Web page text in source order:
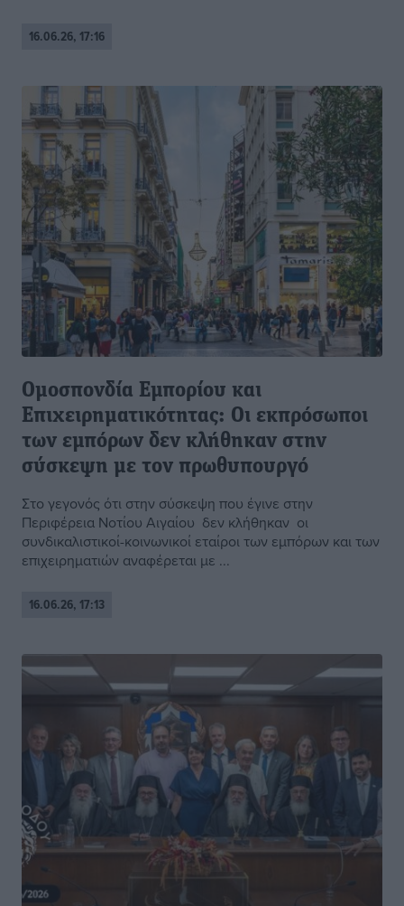
16.06.26, 17:16
Ομοσπονδία Εμπορίου και
Επιχειρηματικότητας: Οι εκπρόσωποι
των εμπόρων δεν κλήθηκαν στην
σύσκεψη με τον πρωθυπουργό
Στο γεγονός ότι στην σύσκεψη που έγινε στην
Περιφέρεια Νοτίου Αιγαίου δεν κλήθηκαν οι
συνδικαλιστικοί-κοινωνικοί εταίροι των εμπόρων και των
επιχειρηματιών αναφέρεται με ...
16.06.26, 17:13